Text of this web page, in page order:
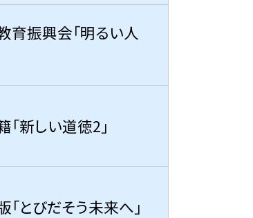
育振興会「明るい人
「新しい道徳2」
とびだそう未来へ」